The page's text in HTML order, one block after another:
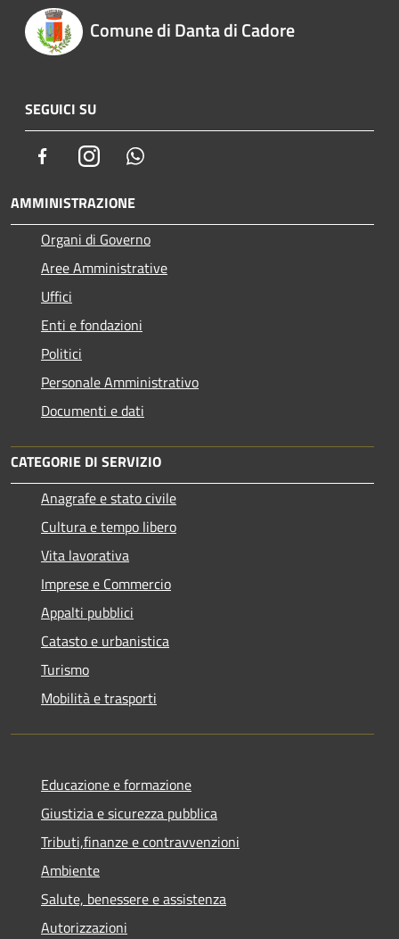
Comune di Danta di Cadore
SEGUICI SU
FacebookInstagram
AMMINISTRAZIONE
Organi di Governo
Aree Amministrative
Uffici
Enti e fondazioni
Politici
Personale Amministrativo
Documenti e dati
CATEGORIE DI SERVIZIO
Anagrafe e stato civile
Cultura e tempo libero
Vita lavorativa
Imprese e Commercio
Appalti pubblici
Catasto e urbanistica
Turismo
Mobilità e trasporti
Educazione e formazione
Giustizia e sicurezza pubblica
Tributi,finanze e contravvenzioni
Ambiente
Salute, benessere e assistenza
Autorizzazioni